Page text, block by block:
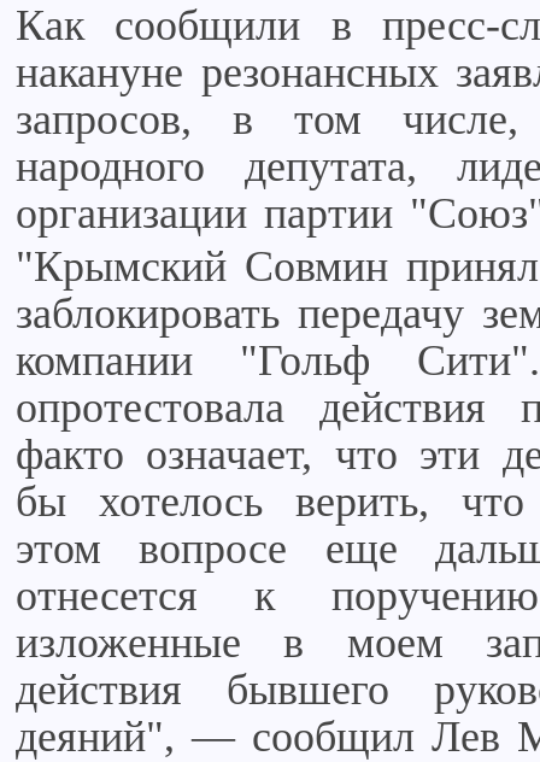
Как сообщили в пресс-
накануне резонансных
запросов, в том
народного депутата,
организации партии
"Крымский Совмин
заблокировать передачу
компании "Гольф
опротестовала
факто означает, что эти
бы хотелось верить, что
этом вопросе еще
отнесется к
изложенные в моем
действия бывшего
деяний", — сообщил Лев